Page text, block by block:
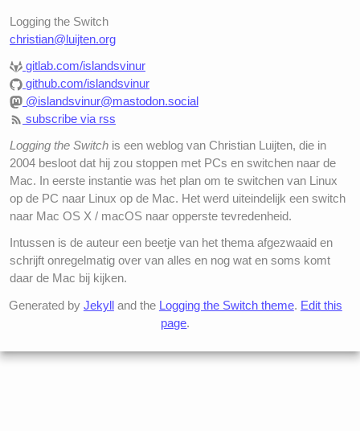
Logging the Switch
christian@luijten.org
gitlab.com/islandsvinur
github.com/islandsvinur
@islandsvinur@mastodon.social
subscribe via rss
Logging the Switch is een weblog van Christian Luijten, die in
2004 besloot dat hij zou stoppen met PCs en switchen naar de
Mac. In eerste instantie was het plan om te switchen van Linux
op de PC naar Linux op de Mac. Het werd uiteindelijk een switch
naar Mac OS X / macOS naar opperste tevredenheid.
Intussen is de auteur een beetje van het thema afgezwaaid en
schrijft onregelmatig over van alles en nog wat en soms komt
daar de Mac bij kijken.
Generated by Jekylland the Logging the Switch theme. Edit this
page.